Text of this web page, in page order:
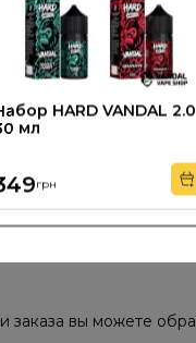
HARD VANDAL 2.0
мл
грн
0.4 Ом
4.5 мл
вы можете